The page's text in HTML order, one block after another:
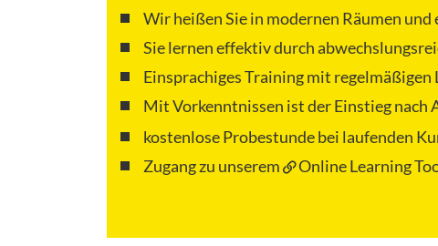
Wir heißen Sie in modernen Räumen
Sie lernen effektiv durch
Einsprachiges Training mit
Mit Vorkenntnissen ist der Einstieg nach
kostenlose Probestunde bei laufenden
Zugang zu unserem
Online Learning